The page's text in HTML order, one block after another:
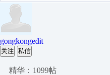
gongkongedit
关注 私信
精华：1099帖